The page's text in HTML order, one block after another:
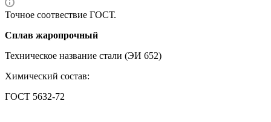
Точное соотвествие ГОСТ.
Сплав жаропрочный
Техническое название стали (ЭИ 652)
Химический состав:
ГОСТ 5632-72